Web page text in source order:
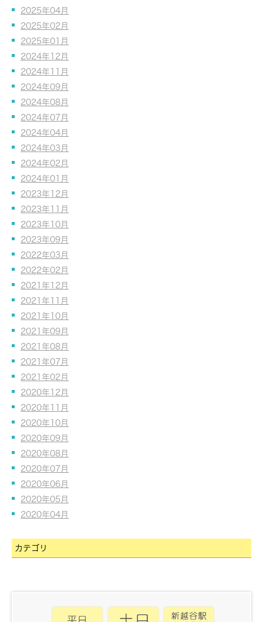
2025年04月
2025年02月
2025年01月
2024年12月
2024年11月
2024年09月
2024年08月
2024年07月
2024年04月
2024年03月
2024年02月
2024年01月
2023年12月
2023年11月
2023年10月
2023年09月
2022年03月
2022年02月
2021年12月
2021年11月
2021年10月
2021年09月
2021年08月
2021年07月
2021年02月
2020年12月
2020年11月
2020年10月
2020年09月
2020年08月
2020年07月
2020年06月
2020年05月
2020年04月
カテゴリ